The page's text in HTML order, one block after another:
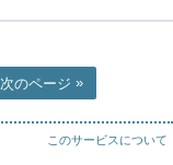
次のページ
このサービスについて